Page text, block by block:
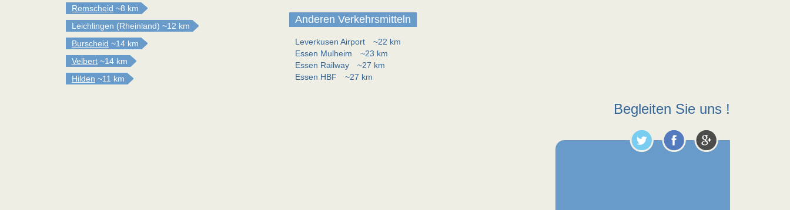
Remscheid ~8 km
Leichlingen (Rheinland) ~12 km
Burscheid ~14 km
Velbert ~14 km
Hilden ~11 km
Anderen Verkehrsmitteln
Leverkusen Airport
~22 km
Essen Mulheim
~23 km
Essen Railway
~27 km
Essen HBF
~27 km
Begleiten Sie uns !